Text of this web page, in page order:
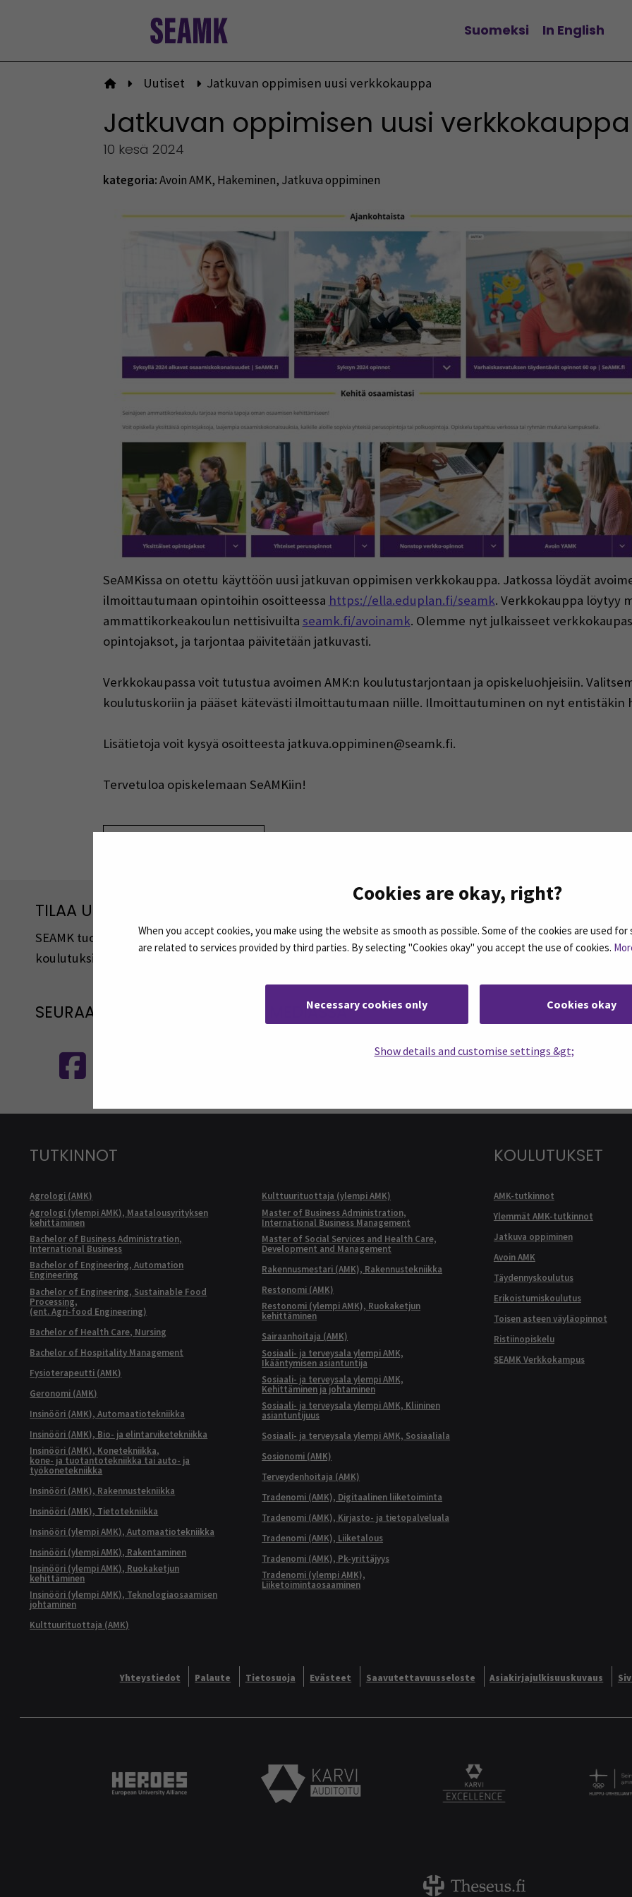
Cookies are okay, right?
When you accept cookies, you make using the website as smooth as possible. Some of the cookies are used
are related to services provided by third parties. By selecting "Cookies okay" you accept the use of cookies.
Necessary cookies only Cookies okay
Show details and customise settings &gt;
Vaihda kieltä
Suomeksi In English
Etusivulle
Uutiset Jatkuvan oppimisen uusi verkkokauppa
Jatkuvan oppimisen uusi verkkokauppa
10 kesä 2024
kategoria:Avoin AMK, Hakeminen, Jatkuva oppiminen
SeAMKissa on otettu käyttöön uusi jatkuvan oppimisen verkkokauppa. Jatkossa löydät
ilmoittautumaan opintoihin osoitteessa https://ella.eduplan.fi/seamk. Verkkokauppa löytyy
ammattikorkeakoulun nettisivuilta seamk.fi/avoinamk. Olemme nyt julkaisseet
opintojaksot, ja tarjontaa päivitetään jatkuvasti.
Verkkokaupassa voit tutustua avoimen AMK:n koulutustarjontaan ja opiskeluohjeisiin.
koulutuskoriin ja pääset kätevästi ilmoittautumaan niille. Ilmoittautuminen on nyt entistäkin
Lisätietoja voit kysyä osoitteesta jatkuva.oppiminen@seamk.fi.
Tervetuloa opiskelemaan SeAMKiin!
TILAA UUTISKIRJEITÄMME
SEAMK tuottaa uutiskirjeitä eri aiheista. Uutiskirjeemme ovat koosteita SEAMKin ajankohtaisista
koulutuksista, tapahtumista ja asioista.
SEURAA MEITÄ SOSIAALISESSA MEDIASSA
TUTKINNOT
Agrologi (AMK)
Agrologi (ylempi AMK), Maatalousyrityksen
kehittäminen
Bachelor of Business Administration,
International Business
Bachelor of Engineering, Automation
Engineering
Bachelor of Engineering, Sustainable Food
Processing,
(ent. Agri-food Engineering)
Bachelor of Health Care, Nursing
Bachelor of Hospitality Management
Fysioterapeutti (AMK)
Geronomi (AMK)
Insinööri (AMK), Automaatiotekniikka
Insinööri (AMK), Bio- ja elintarviketekniikka
Insinööri (AMK), Konetekniikka,
kone- ja tuotantotekniikka tai auto- ja
työkonetekniikka
Insinööri (AMK), Rakennustekniikka
Insinööri (AMK), Tietotekniikka
Insinööri (ylempi AMK), Automaatiotekniikka
Insinööri (ylempi AMK), Rakentaminen
Insinööri (ylempi AMK), Ruokaketjun
kehittäminen
Insinööri (ylempi AMK), Teknologiaosaamisen
johtaminen
Kulttuurituottaja (AMK)
Kulttuurituottaja (ylempi AMK)
Master of Business Administration,
International Business Management
Master of Social Services and Health Care,
Development and Management
Rakennusmestari (AMK), Rakennustekniikka
Restonomi (AMK)
Restonomi (ylempi AMK), Ruokaketjun
kehittäminen
Sairaanhoitaja (AMK)
Sosiaali- ja terveysala ylempi AMK,
Ikääntymisen asiantuntija
Sosiaali- ja terveysala ylempi AMK,
Kehittäminen ja johtaminen
Sosiaali- ja terveysala ylempi AMK, Kliininen
asiantuntijuus
Sosiaali- ja terveysala ylempi AMK, Sosiaaliala
Sosionomi (AMK)
Terveydenhoitaja (AMK)
Tradenomi (AMK), Digitaalinen liiketoiminta
Tradenomi (AMK), Kirjasto- ja tietopalveluala
Tradenomi (AMK), Liiketalous
Tradenomi (AMK), Pk-yrittäjyys
Tradenomi (ylempi AMK),
Liiketoimintaosaaminen
KOULUTUKSET
AMK-tutkinnot
Ylemmät AMK-tutkinnot
Jatkuva oppiminen
Avoin AMK
Täydennyskoulutus
Erikoistumiskoulutus
Toisen asteen väyläopinnot
Ristiinopiskelu
SEAMK Verkkokampus
Yhteystiedot Palaute Tietosuoja Evästeet Saavutettavuusseloste Asiakirjajulkisuuskuvaus
Heroes European University Alliance logo
Karvi Auditoitu logo KARVI Excellence logo.
Theseus logo